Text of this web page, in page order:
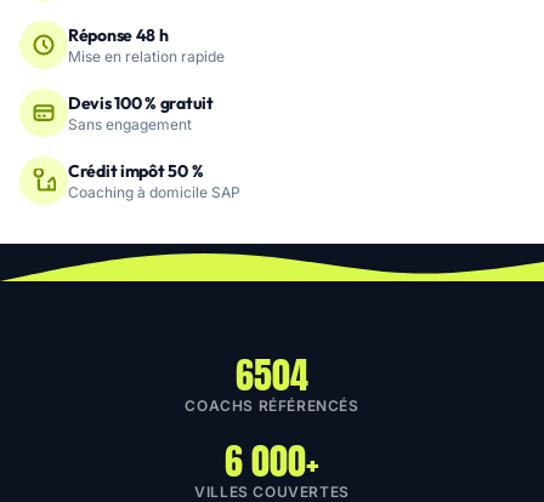
Réponse 48 h
Mise en relation rapide
Devis 100 % gratuit
Sans engagement
Crédit impôt 50 %
Coaching à domicile SAP
6504
COACHS RÉFÉRENCÉS
6 000+
VILLES COUVERTES